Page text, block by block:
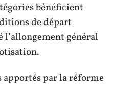
bénéficient
de départ
l’allongement général
apportés par la réforme